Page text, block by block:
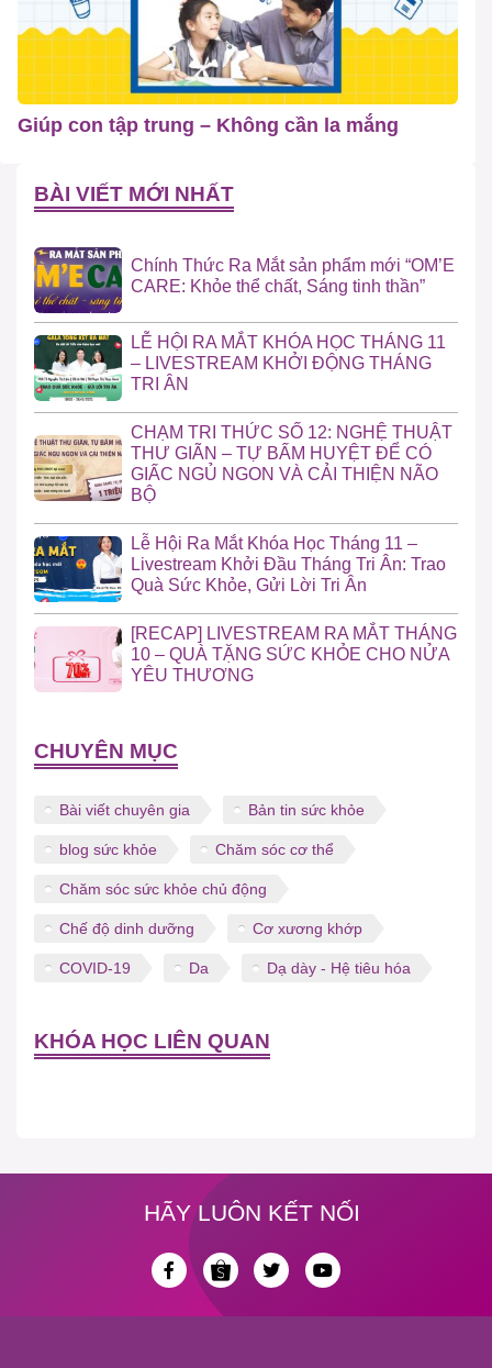
Giúp con tập trung – Không cần la mắng
BÀI VIẾT MỚI NHẤT
Chính Thức Ra Mắt sản phẩm mới “OM’E
CARE: Khỏe thể chất, Sáng tinh thần”
LỄ HỘI RA MẮT KHÓA HỌC THÁNG 11
– LIVESTREAM KHỞI ĐỘNG THÁNG
TRI ÂN
CHẠM TRI THỨC SỐ 12: NGHỆ THUẬT
THƯ GIÃN – TỰ BẤM HUYỆT ĐỂ CÓ
GIẤC NGỦ NGON VÀ CẢI THIỆN NÃO
BỘ
Lễ Hội Ra Mắt Khóa Học Tháng 11 –
Livestream Khởi Đầu Tháng Tri Ân: Trao
Quà Sức Khỏe, Gửi Lời Tri Ân
[RECAP] LIVESTREAM RA MẮT THÁNG
10 – QUÀ TẶNG SỨC KHỎE CHO NỬA
YÊU THƯƠNG
CHUYÊN MỤC
Bài viết chuyên gia Bản tin sức khỏe
blog sức khỏe Chăm sóc cơ thể
Chăm sóc sức khỏe chủ động
Chế độ dinh dưỡng Cơ xương khớp
COVID-19 Da Dạ dày - Hệ tiêu hóa
KHÓA HỌC LIÊN QUAN
HÃY LUÔN KẾT NỐI